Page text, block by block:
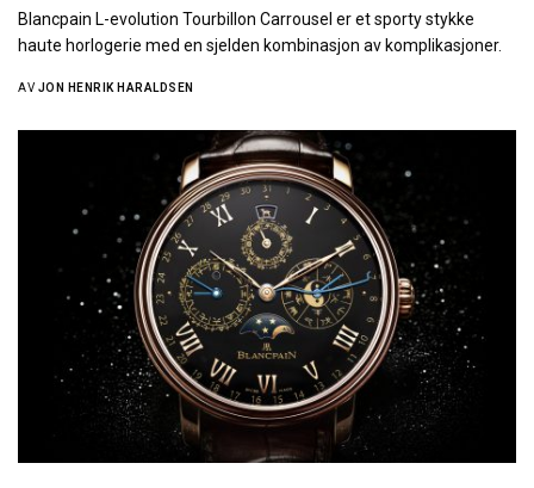
Blancpain L-evolution Tourbillon Carrousel er et sporty stykke
haute horlogerie med en sjelden kombinasjon av komplikasjoner.
AV JON HENRIK HARALDSEN